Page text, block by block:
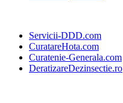
Servicii-DDD.com
CuratareHota.com
Curatenie-Generala.com
DeratizareDezinsectie.ro